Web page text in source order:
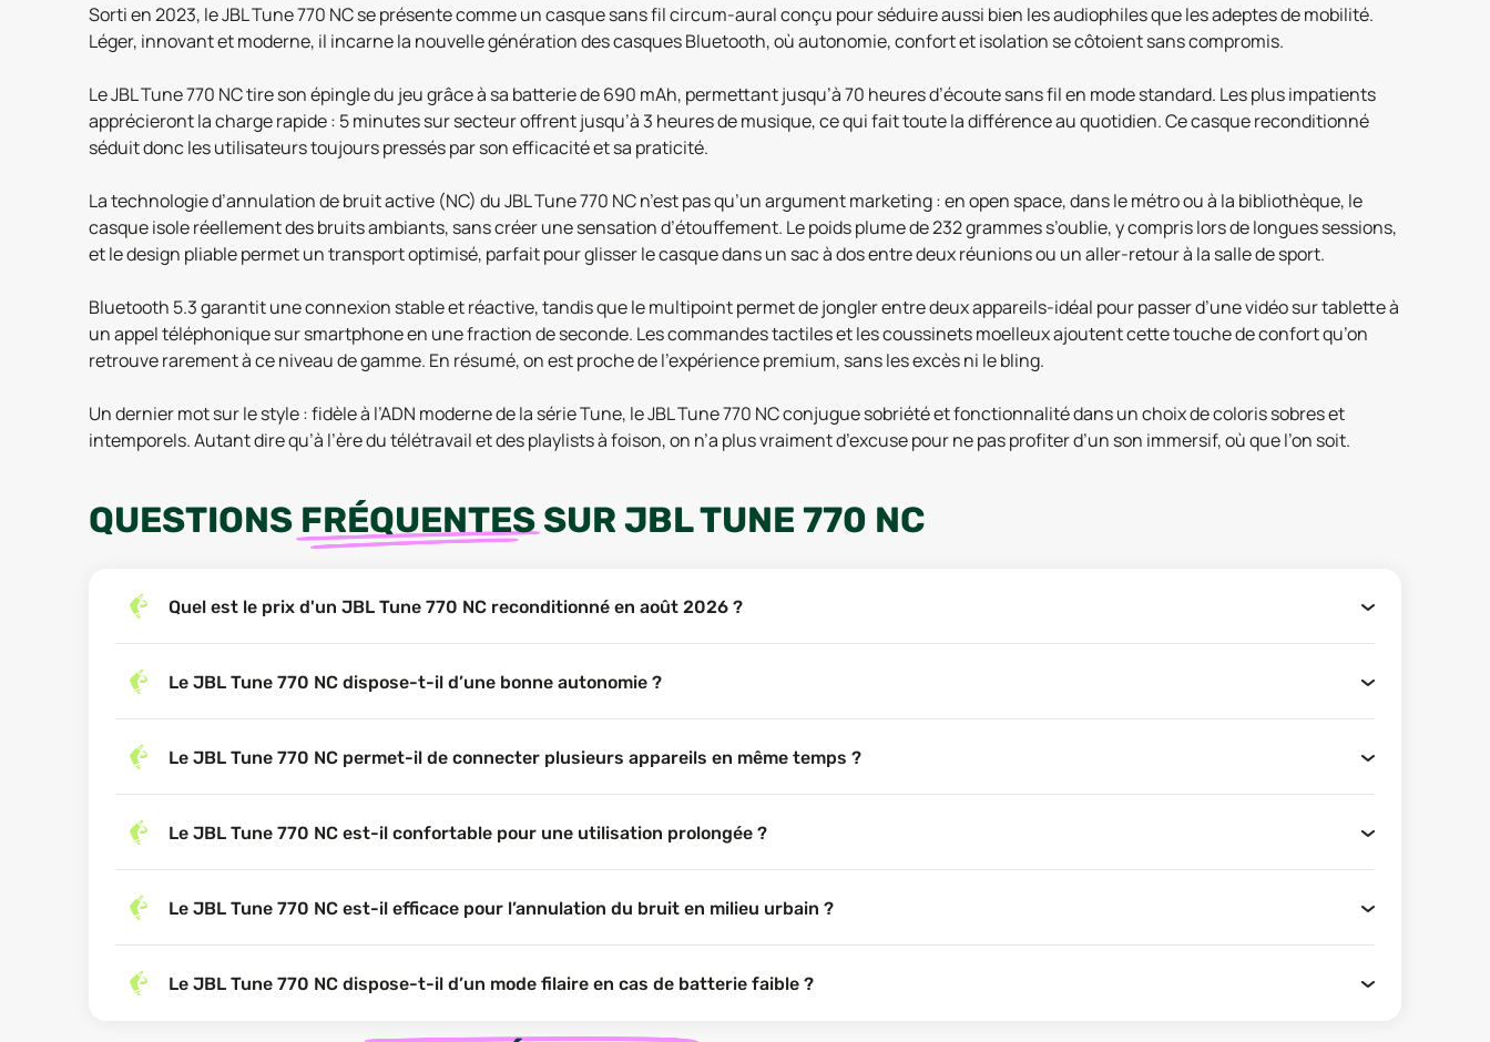
Sorti en 2023, le JBL Tune 770 NC se présente comme un casque sans fil circum-aural conçu pour séduire aussi bien les audiophiles que les adeptes de mobilité.
Léger, innovant et moderne, il incarne la nouvelle génération des casques Bluetooth, où autonomie, confort et isolation se côtoient sans compromis.
Le JBL Tune 770 NC tire son épingle du jeu grâce à sa batterie de 690 mAh, permettant jusqu’à 70 heures d’écoute sans fil en mode standard. Les plus impatients
apprécieront la charge rapide : 5 minutes sur secteur offrent jusqu’à 3 heures de musique, ce qui fait toute la différence au quotidien. Ce casque reconditionné
séduit donc les utilisateurs toujours pressés par son efficacité et sa praticité.
La technologie d’annulation de bruit active (NC) du JBL Tune 770 NC n’est pas qu’un argument marketing : en open space, dans le métro ou à la bibliothèque, le
casque isole réellement des bruits ambiants, sans créer une sensation d’étouffement. Le poids plume de 232 grammes s’oublie, y compris lors de longues sessions,
et le design pliable permet un transport optimisé, parfait pour glisser le casque dans un sac à dos entre deux réunions ou un aller-retour à la salle de sport.
Bluetooth 5.3 garantit une connexion stable et réactive, tandis que le multipoint permet de jongler entre deux appareils-idéal pour passer d’une vidéo sur tablette à
un appel téléphonique sur smartphone en une fraction de seconde. Les commandes tactiles et les coussinets moelleux ajoutent cette touche de confort qu’on
retrouve rarement à ce niveau de gamme. En résumé, on est proche de l’expérience premium, sans les excès ni le bling.
Un dernier mot sur le style : fidèle à l’ADN moderne de la série Tune, le JBL Tune 770 NC conjugue sobriété et fonctionnalité dans un choix de coloris sobres et
intemporels. Autant dire qu’à l’ère du télétravail et des playlists à foison, on n’a plus vraiment d’excuse pour ne pas profiter d’un son immersif, où que l’on soit.
QUESTIONS FRÉQUENTES SUR JBL TUNE 770 NC
Quel est le prix d'un JBL Tune 770 NC reconditionné en août 2026 ?
Le JBL Tune 770 NC dispose-t-il d’une bonne autonomie ?
Le JBL Tune 770 NC permet-il de connecter plusieurs appareils en même temps ?
Le JBL Tune 770 NC est-il confortable pour une utilisation prolongée ?
Le JBL Tune 770 NC est-il efficace pour l’annulation du bruit en milieu urbain ?
Le JBL Tune 770 NC dispose-t-il d’un mode filaire en cas de batterie faible ?